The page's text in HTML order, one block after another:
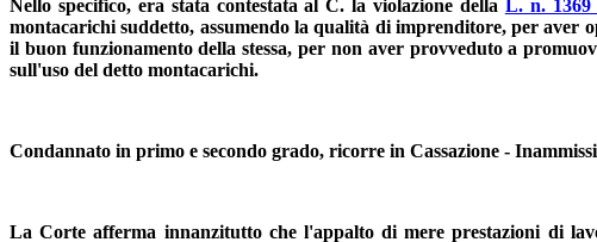
Nello specifico, era stata contestata al C. la violazione della L. n. 1369
montacarichi suddetto, assumendo la qualità di imprenditore, per aver
il buon funzionamento della stessa, per non aver provveduto a
sull'uso del detto montacarichi.
Condannato in primo e secondo grado, ricorre in Cassazione -
La Corte afferma innanzitutto che l'appalto di mere prestazioni di